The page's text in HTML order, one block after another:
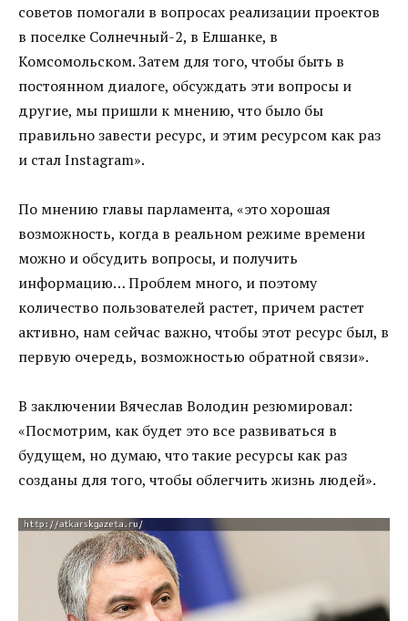
советов помогали в вопросах реализации проектов
в поселке Солнечный-2, в Елшанке, в
Комсомольском. Затем для того, чтобы быть в
постоянном диалоге, обсуждать эти вопросы и
другие, мы пришли к мнению, что было бы
правильно завести ресурс, и этим ресурсом как раз
и стал Instagram».
По мнению главы парламента, «это хорошая
возможность, когда в реальном режиме времени
можно и обсудить вопросы, и получить
информацию… Проблем много, и поэтому
количество пользователей растет, причем растет
активно, нам сейчас важно, чтобы этот ресурс был, в
первую очередь, возможностью обратной связи».
В заключении Вячеслав Володин резюмировал:
«Посмотрим, как будет это все развиваться в
будущем, но думаю, что такие ресурсы как раз
созданы для того, чтобы облегчить жизнь людей».